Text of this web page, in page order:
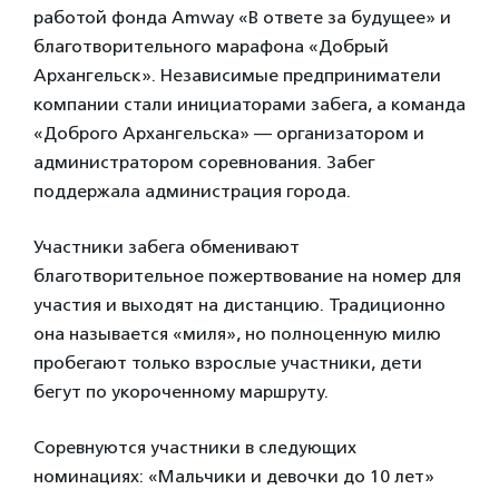
работой фонда Amway «В ответе за будущее» и
благотворительного марафона «Добрый
Архангельск». Независимые предприниматели
компании стали инициаторами забега, а команда
«Доброго Архангельска» — организатором и
администратором соревнования. Забег
поддержала администрация города.
Участники забега обменивают
благотворительное пожертвование на номер для
участия и выходят на дистанцию. Традиционно
она называется «миля», но полноценную милю
пробегают только взрослые участники, дети
бегут по укороченному маршруту.
Соревнуются участники в следующих
номинациях: «Мальчики и девочки до 10 лет»